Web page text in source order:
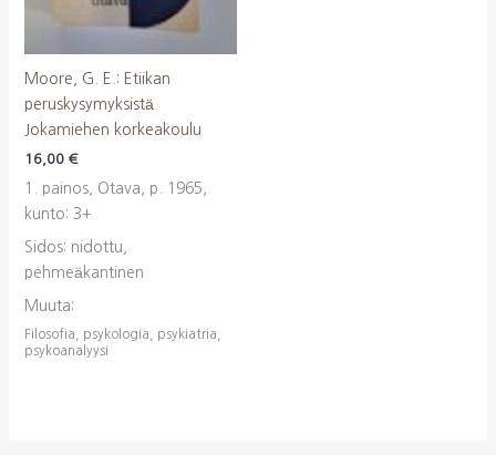
Moore, G. E.: Etiikan
peruskysymyksistä
Jokamiehen korkeakoulu
16,00 €
1. painos, Otava, p. 1965,
kunto: 3+
Sidos: nidottu,
pehmeäkantinen
Muuta:
Filosofia, psykologia, psykiatria,
psykoanalyysi